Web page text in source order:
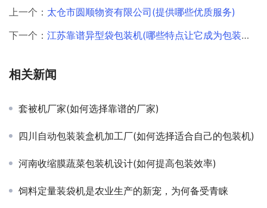
上一个： 太仓市圆顺物资有限公司(提供哪些优质服务)
下一个： 江苏靠谱异型袋包装机(哪些特点让它成为包装行业的翘楚)
相关新闻
套被机厂家(如何选择靠谱的厂家)
四川自动包装装盒机加工厂(如何选择适合自己的包装机)
河南收缩膜蔬菜包装机设计(如何提高包装效率)
饲料定量装袋机是农业生产的新宠，为何备受青睐